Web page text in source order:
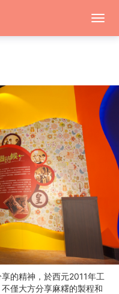
的精神，於西元2011年工
僅大方分享麻糬的製程和